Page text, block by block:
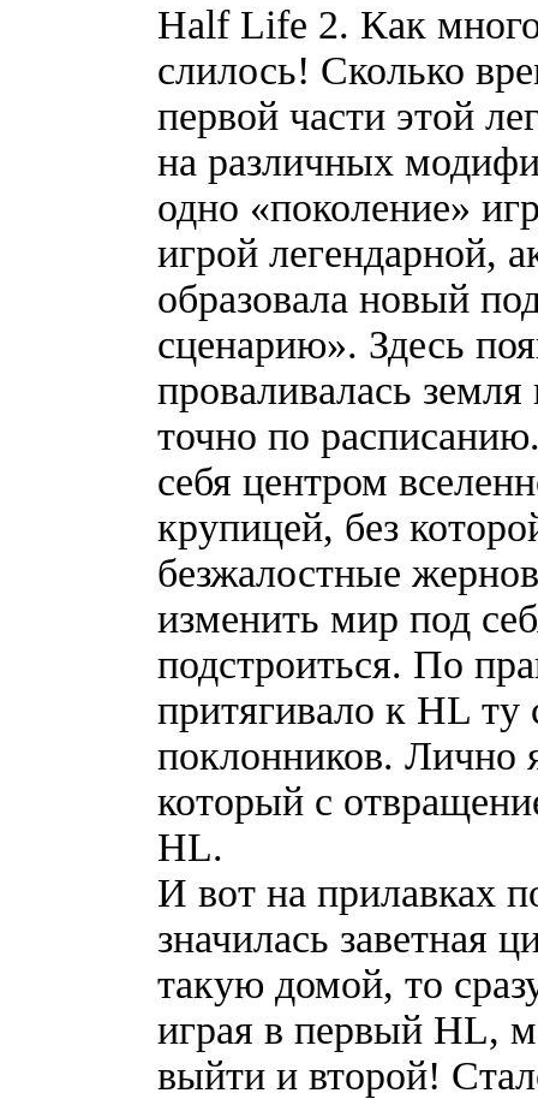
Half Life 2. Как много
слилось! Сколько
первой части этой
на различных
одно «поколение»
игрой легендарной,
образовала новый
сценарию». Здесь
проваливалась
точно по
себя центром
крупицей, без
безжалостные
изменить мир под
подстроиться. По
притягивало к HL
поклонников. Лично
который с
HL.
И вот на прилавках
значилась заветная
такую домой, то
играя в первый HL,
выйти и второй!